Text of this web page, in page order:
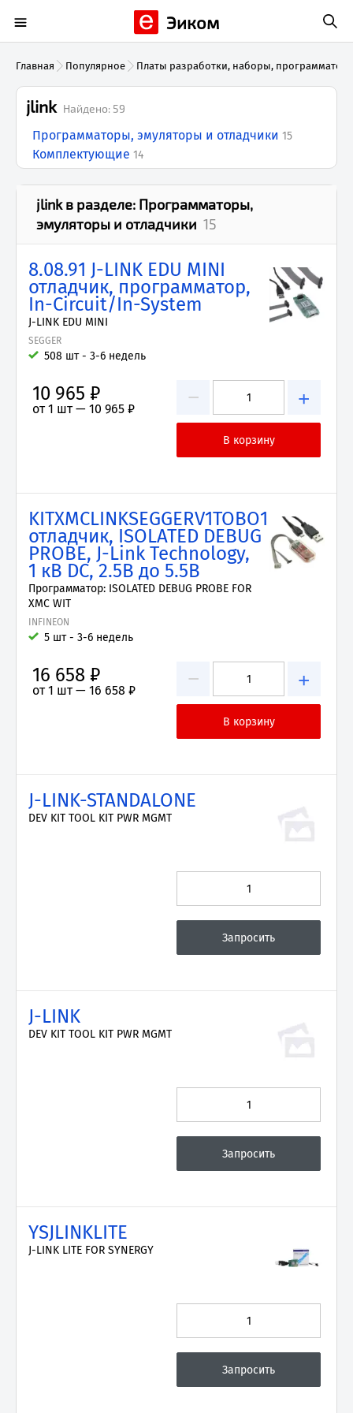
Эиком
Главная Популярное Платы разработки, наборы,
jlink Найдено: 59
Программаторы, эмуляторы и отладчики 15
Комплектующие 14
jlinkв разделе: Программаторы,
эмуляторы и отладчики 15
8.08.91 J-LINK EDU MINI
отладчик, программатор,
In-Circuit/In-System
J-LINK EDU MINI
SEGGER
508 шт - 3-6 недель
− +
10 965 ₽
от 1 шт — 10 965 ₽
KITXMCLINKSEGGERV1TOBO1
отладчик, ISOLATED DEBUG
PROBE, J-Link Technology,
1 кВ DC, 2.5В до 5.5В
Программатор: ISOLATED DEBUG PROBE FOR
XMC WIT
INFINEON
5 шт - 3-6 недель
− +
16 658 ₽
от 1 шт — 16 658 ₽
J-LINK-STANDALONE
DEV KIT TOOL KIT PWR MGMT
J-LINK
DEV KIT TOOL KIT PWR MGMT
YSJLINKLITE
J-LINK LITE FOR SYNERGY